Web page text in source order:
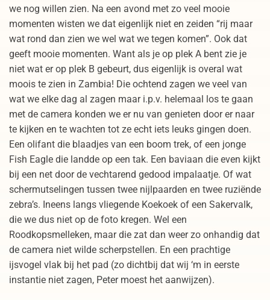
we nog willen zien. Na een avond met zo veel mooie
momenten wisten we dat eigenlijk niet en zeiden “rij maar
wat rond dan zien we wel wat we tegen komen”. Ook dat
geeft mooie momenten. Want als je op plek A bent zie je
niet wat er op plek B gebeurt, dus eigenlijk is overal wat
moois te zien in Zambia! Die ochtend zagen we veel van
wat we elke dag al zagen maar i.p.v. helemaal los te gaan
met de camera konden we er nu van genieten door er naar
te kijken en te wachten tot ze echt iets leuks gingen doen.
Een olifant die blaadjes van een boom trek, of een jonge
Fish Eagle die landde op een tak. Een baviaan die even kijkt
bij een net door de vechtarend gedood impalaatje. Of wat
schermutselingen tussen twee nijlpaarden en twee ruziënde
zebra’s. Ineens langs vliegende Koekoek of een Sakervalk,
die we dus niet op de foto kregen. Wel een
Roodkopsmelleken, maar die zat dan weer zo onhandig dat
de camera niet wilde scherpstellen. En een prachtige
ijsvogel vlak bij het pad (zo dichtbij dat wij ‘m in eerste
instantie niet zagen, Peter moest het aanwijzen).